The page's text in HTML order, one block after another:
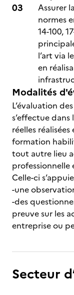
Assurer
normes
14-100,
l’art via
en
Modalités
L’évaluation
s’effectue
réelles
formation
tout autre lieu
professionnelle
Celle-ci
-une
-des
preuve sur les
entreprise ou
Secteur